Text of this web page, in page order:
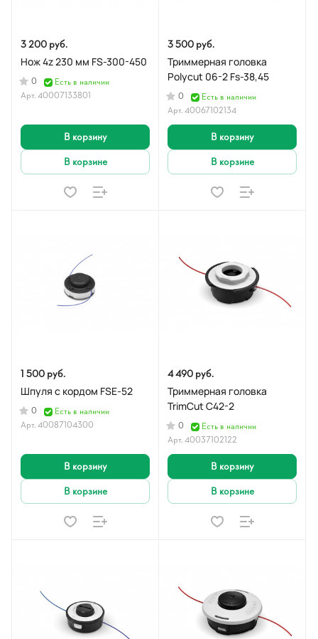
3 200 руб.
Нож 4z 230 мм FS-300-450
0
Есть в наличии
Арт.40007133801
В корзину
В корзине
3 500 руб.
Триммерная головка
Polycut 06-2 Fs-38,45
0
Есть в наличии
Арт.40067102134
В корзину
В корзине
1 500 руб.
Шпуля с кордом FSE-52
0
Есть в наличии
Арт.40087104300
В корзину
В корзине
4 490 руб.
Триммерная головка
TrimCut C42-2
0
Есть в наличии
Арт.40037102122
В корзину
В корзине